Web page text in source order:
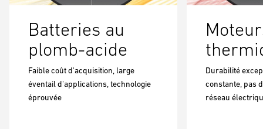
Batteries au
plomb-acide
Faible coût d'acquisition, large
éventail d'applications, technologie
éprouvée
Durabilité
constante, pas
réseau